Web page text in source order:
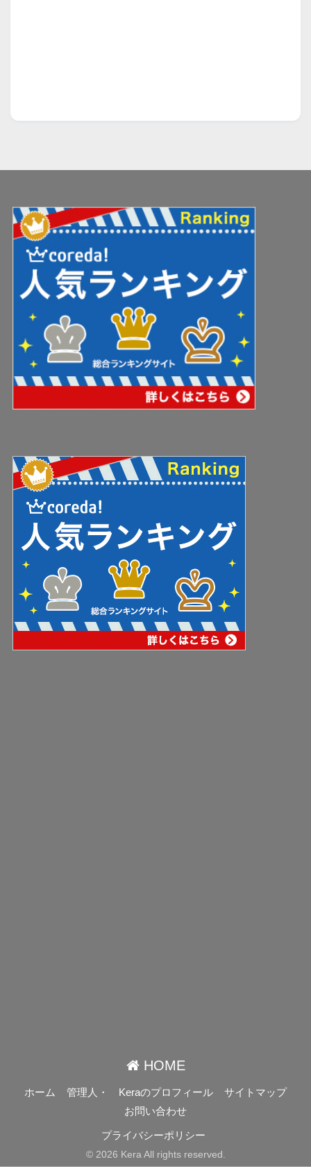
HOME
ホーム 管理人・ Keraのプロフィール
サイトマップ
お問い合わせ
プライバシーポリシー
© 2026 Kera All rights reserved.